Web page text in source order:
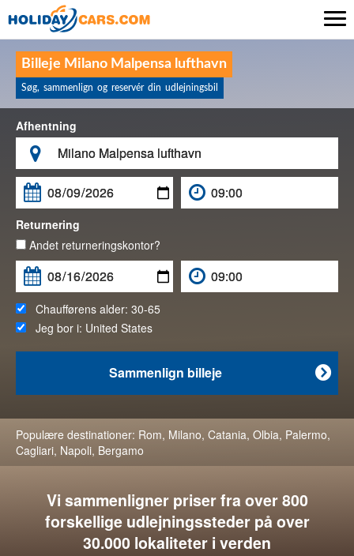
Billeje Milano Malpensa lufthavn
Søg, sammenlign og reservér din udlejningsbil
Afhentning


Returnering
Andet returneringskontor?
Chaufførens alder: 30-65
Jeg bor i: United States

Sammenlign billeje
Populære destinationer: Rom, Milano, Catania, Olbia, Palermo,
Cagliari, Napoli, Bergamo
Vi sammenligner priser fra over 800
forskellige udlejningssteder på over
30.000 lokaliteter i verden